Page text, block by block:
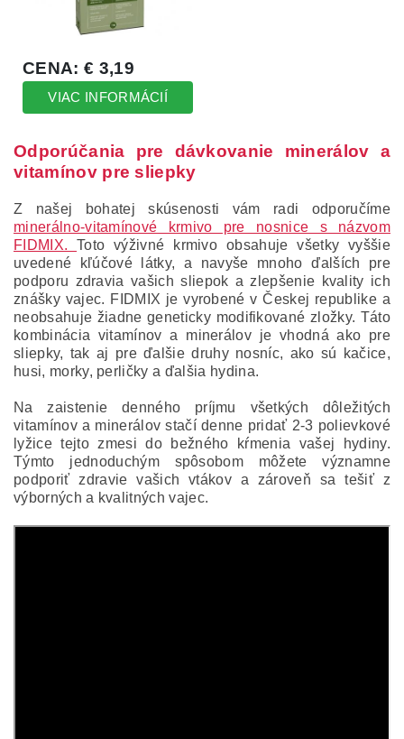
Odporúčania pre dávkovanie minerálov a
vitamínov pre sliepky
Z našej bohatej skúsenosti vám radi odporučíme
minerálno-vitamínové krmivo pre nosnice s názvom
FIDMIX.Toto výživné krmivo obsahuje všetky vyššie
uvedené kľúčové látky, a navyše mnoho ďalších pre
podporu zdravia vašich sliepok a zlepšenie kvality ich
znášky vajec. FIDMIX je vyrobené v Českej republike a
neobsahuje žiadne geneticky modifikované zložky. Táto
kombinácia vitamínov a minerálov je vhodná ako pre
sliepky, tak aj pre ďalšie druhy nosníc, ako sú kačice,
husi, morky, perličky a ďalšia hydina.
Na zaistenie denného príjmu všetkých dôležitých
vitamínov a minerálov stačí denne pridať 2-3 polievkové
lyžice tejto zmesi do bežného kŕmenia vašej hydiny.
Týmto jednoduchým spôsobom môžete významne
podporiť zdravie vašich vtákov a zároveň sa tešiť z
výborných a kvalitných vajec.